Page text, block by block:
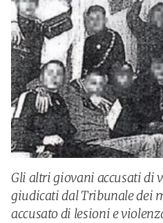
Gli altri giovani accusati di
giudicati dal Tribunale dei
accusato di lesioni e